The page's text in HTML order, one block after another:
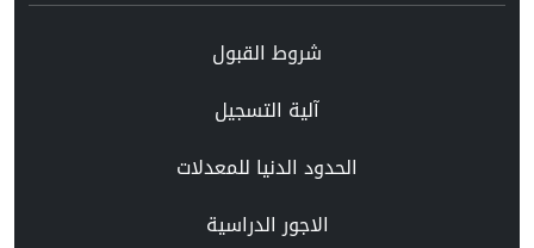
شروط القبول
آلية التسجيل
الحدود الدنيا للمعدلات
الاجور الدراسية